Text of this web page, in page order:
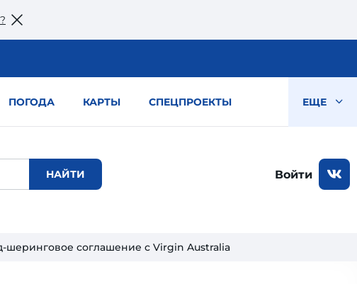
ПОГОДА КАРТЫ СПЕЦПРОЕКТЫ ЕЩЕ
Войти
шеринговое соглашение с Virgin Australia